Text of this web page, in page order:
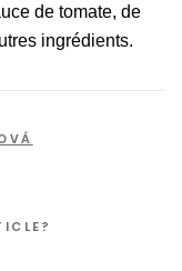
de tomate, de
ingrédients.